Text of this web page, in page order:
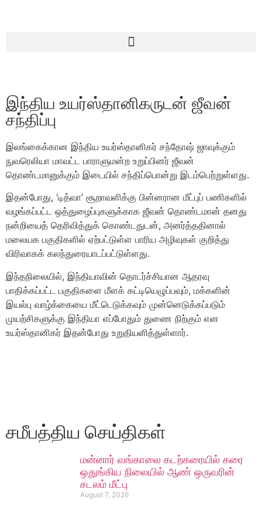
இந்திய உயர்ஸ்தானிகருடன் ஜீவன்
சந்திப்பு
இலங்கைக்கான இந்திய உயர்ஸ்தானிகர் சந்தோஷ் ஜாவுக்கும்
நுவரெலியா மாவட்ட பாராளுமன்ற உறுப்பினர் ஜீவன்
தொண்டமானுக்கும் இடையில் சந்திப்பொன்று இடம்பெற்றுள்ளது.
இதன்போது, ‘டித்வா’ சூறாவளிக்கு பின்னரான மீட்புப் பணிகளில்
வழங்கப்பட்ட ஒத்துழைப்புகளுக்காக ஜீவன் தொண்டமான் தனது
நன்றியைத் தெரிவித்துக் கொண்டதுடன், அனர்த்ததினால்
மலையக பகுதிகளில் ஏற்பட்டுள்ள பாரிய அழிவுகள் குறித்து
விரிவாகக் கலந்துரையாடப்பட்டுள்ளது.
இந்தநிலையில், இந்தியாவின் தொடர்ச்சியான ஆதரவு
பாதிக்கப்பட்ட பகுதிகளை மீளக் கட்டியெழுப்பவும், மக்களின்
இயல்பு வாழ்க்கையை மீட்டெடுக்கவும் முன்னெடுக்கப்படும்
முயற்சிகளுக்கு இந்தியா எப்போதும் துணை நிற்கும் என
உயர்ஸ்தானிகர் இதன்போது உறுதியளித்துள்ளார்.
சமீபத்திய செய்திகள்
மன்னார் வங்காலை கடற்கரையில் கரை
ஒதுங்கிய நிலையில் ஆண் ஒருவரின்
சடலம் மீட்பு
August 7, 2026